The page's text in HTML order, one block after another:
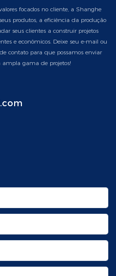
focados no cliente, a Shanghe
produtos, a eficiência da produção
seus clientes a construir projetos
e econômicos. Deixe seu e-mail ou
contato para que possamos enviar
gama de projetos!